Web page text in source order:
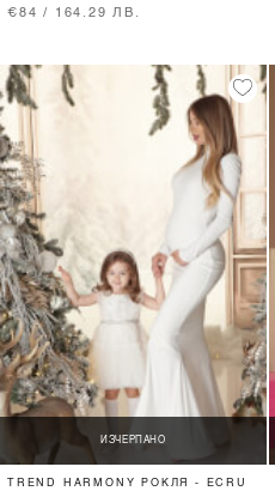
- WATERMELON
€84 / 164.29 ЛВ.
ИЗЧЕРПАНО
TREND HARMONY РОКЛЯ - ECRU